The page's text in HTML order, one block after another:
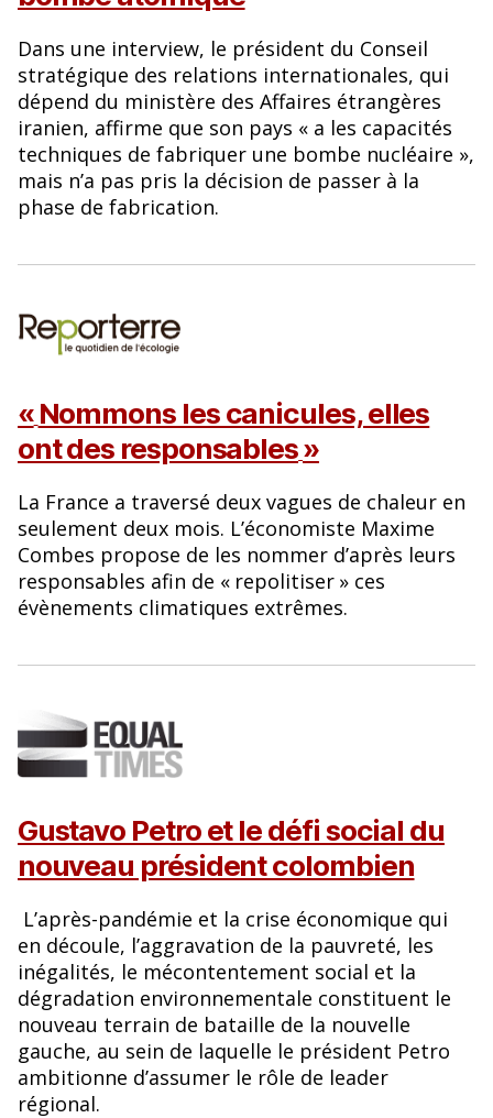
Dans une interview, le président du Conseil
stratégique des relations internationales, qui
dépend du ministère des Affaires étrangères
iranien, affirme que son pays « a les capacités
techniques de fabriquer une bombe nucléaire »,
mais n’a pas pris la décision de passer à la
phase de fabrication.
« Nommons les canicules, elles
ont des responsables»
La France a traversé deux vagues de chaleur en
seulement deux mois. L’économiste Maxime
Combes propose de les nommer d’après leurs
responsables afin de « repolitiser » ces
évènements climatiques extrêmes.
Gustavo Petro et le défi social du
nouveau président colombien
L’après-pandémie et la crise économique qui
en découle, l’aggravation de la pauvreté, les
inégalités, le mécontentement social et la
dégradation environnementale constituent le
nouveau terrain de bataille de la nouvelle
gauche, au sein de laquelle le président Petro
ambitionne d’assumer le rôle de leader
régional.